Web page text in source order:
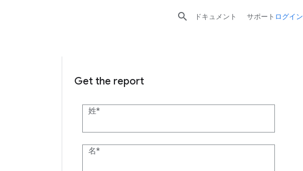
Get the report
姓
名
 ドキュメント サポート ログイン